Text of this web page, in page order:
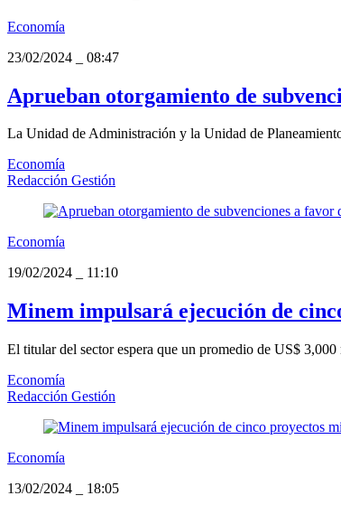
Economía
23/02/2024
08:47
Aprueban otorgamiento de
La Unidad de Administración y la Unidad de
Economía
Redacción Gestión
Economía
19/02/2024
11:10
Minem impulsará ejecución de
El titular del sector espera que un promedio de US$
Economía
Redacción Gestión
Economía
13/02/2024
18:05